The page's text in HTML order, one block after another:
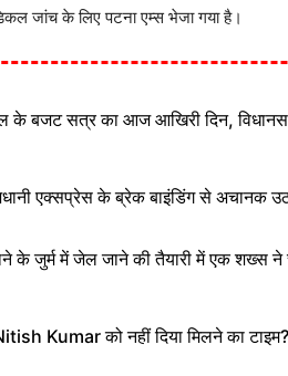
जांच के लिए पटना एम्स भेजा गया है।
के बजट सत्र का आज आखिरी दिन,
एक्सप्रेस के ब्रेक बाइंडिंग से अचानक
के जुर्म में जेल जाने की तैयारी में एक शख्स
Kumar को नहीं दिया मिलने का